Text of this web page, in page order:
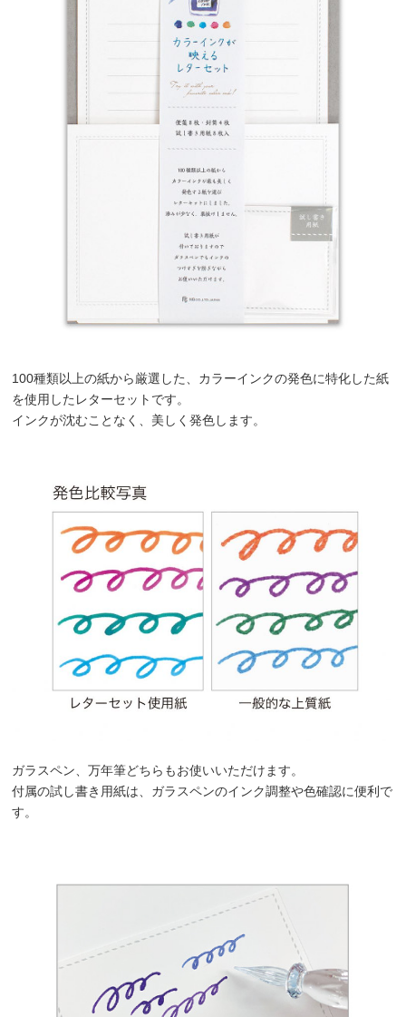
100種類以上の紙から厳選した、カラーインクの発色に特化した紙
を使用したレターセットです。
インクが沈むことなく、美しく発色します。
ガラスペン、万年筆どちらもお使いいただけます。
付属の試し書き用紙は、ガラスペンのインク調整や色確認に便利で
す。